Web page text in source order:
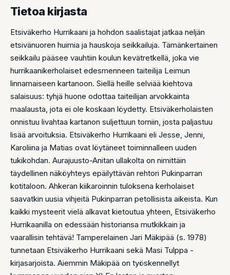
Tietoa kirjasta
Etsiväkerho Hurrikaani ja hohdon saalistajat jatkaa neljän
etsivänuoren huimia ja hauskoja seikkailuja. Tämänkertainen
seikkailu pääsee vauhtiin koulun kevätretkellä, joka vie
hurrikaanikerholaiset edesmenneen taiteilija Leimun
linnamaiseen kartanoon. Siellä heille selviää kiehtova
salaisuus: tyhjä huone odottaa taiteilijan arvokkainta
maalausta, jota ei ole koskaan löydetty. Etsiväkerholaisten
onnistuu livahtaa kartanon suljettuun torniin, josta paljastuu
lisää arvoituksia. Etsiväkerho Hurrikaani eli Jesse, Jenni,
Karoliina ja Matias ovat löytäneet toiminnalleen uuden
tukikohdan. Aurajuusto-Anitan ullakolta on nimittäin
täydellinen näköyhteys epäilyttävän rehtori Pukinparran
kotitaloon. Ahkeran kiikaroinnin tuloksena kerholaiset
saavatkin uusia vihjeitä Pukinparran petollisista aikeista. Kun
kaikki mysteerit vielä alkavat kietoutua yhteen, Etsiväkerho
Hurrikaanilla on edessään historiansa mutkikkain ja
vaarallisin tehtävä! Tamperelainen Jari Mäkipää (s. 1978)
tunnetaan Etsiväkerho Hurrikaani sekä Masi Tulppa -
kirjasarjoista. Aiemmin Mäkipää on työskennellyt